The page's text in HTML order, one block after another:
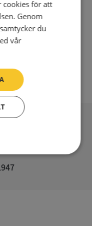
cookies för att
Genom
du
vår
Inriktning